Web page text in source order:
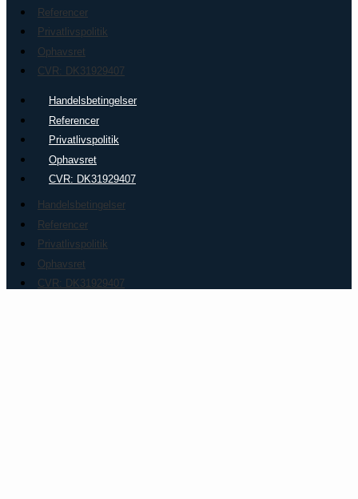
Referencer
Privatlivspolitik
Ophavsret
CVR: DK31929407
Handelsbetingelser
Referencer
Privatlivspolitik
Ophavsret
CVR: DK31929407
Handelsbetingelser
Referencer
Privatlivspolitik
Ophavsret
CVR: DK31929407